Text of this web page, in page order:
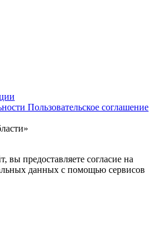
Пользовательское соглашение
вы предоставляете согласие на
данных с помощью сервисов